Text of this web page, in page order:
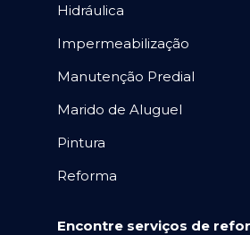
Hidráulica
Impermeabilização
Manutenção Predial
Marido de Aluguel
Pintura
Reforma
Encontre serviços de